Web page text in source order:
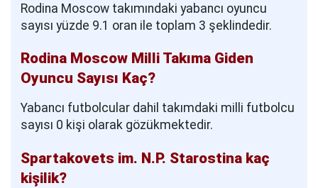
Rodina Moscow takımındaki yabancı oyuncu
sayısı yüzde 9.1 oran ile toplam 3 şeklindedir.
Rodina Moscow Milli Takıma Giden
Oyuncu Sayısı Kaç?
Yabancı futbolcular dahil takımdaki milli futbolcu
sayısı 0 kişi olarak gözükmektedir.
Spartakovets im. N.P. Starostina kaç
kişilik?